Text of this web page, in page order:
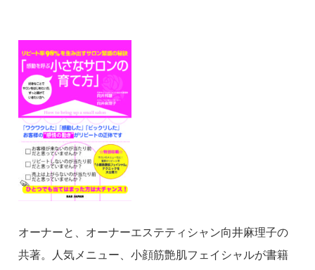
オーナーと、オーナーエステティシャン向井麻理子の
共著。人気メニュー、小顔筋艶肌フェイシャルが書籍